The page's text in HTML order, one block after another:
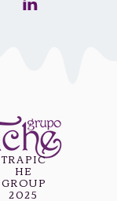
TRAPIC
HE
GROUP
2025